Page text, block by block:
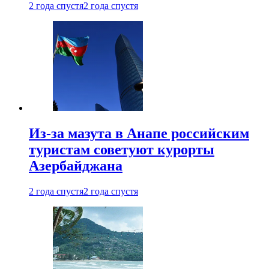
2 года спустя2 года спустя
Из-за мазута в Анапе российским
туристам советуют курорты
Азербайджана
2 года спустя2 года спустя